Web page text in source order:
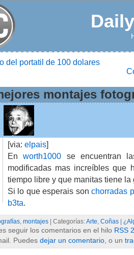
del portatil de 100 dolares
montajes
[via: elpais]
Enworth1000 se encuentran
modificadas mas increíbles que
tiempo libre y que manitas tiene
Si lo que esperais sonchorradas
b3ta
, montajes | Categorías:Arte, Coñas
seguir los comentarios en el hilo RSS
Puedes dejar un comentario , o un